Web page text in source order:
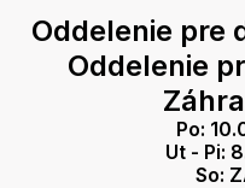
Oddelenie pre
Oddelenie
Po:
Ut - Pi:
So: